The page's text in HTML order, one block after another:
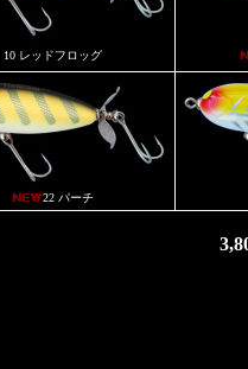
10 レッドフロッグ
22 パーチ